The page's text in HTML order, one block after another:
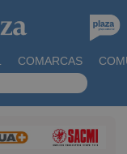
COMARCAS